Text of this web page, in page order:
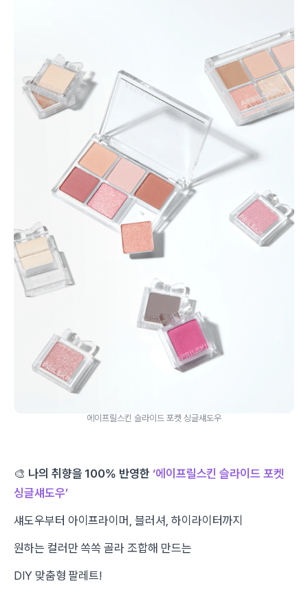
에이프릴스킨 슬라이드 포켓 싱글섀도우
🎨 나의 취향을 100% 반영한 ‘에이프릴스킨 슬라이드 포켓
싱글섀도우’
섀도우부터 아이프라이머, 블러셔, 하이라이터까지
원하는 컬러만 쏙쏙 골라 조합해 만드는
DIY 맞춤형 팔레트!